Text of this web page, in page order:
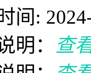
间:
明：
查